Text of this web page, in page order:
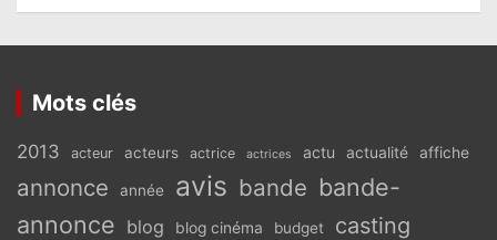
Mots clés
2013 acteur acteurs actrice actrices actu actualité affiche
annonce année avis bande bande-
annonce blog blog cinéma budget casting